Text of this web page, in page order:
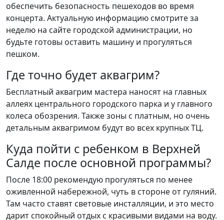
обеспечить безопасность пешеходов во время
концерта. Актуальную информацию смотрите за
неделю на сайте городской администрации, но
будьте готовы оставить машину и прогуляться
пешком.
Где точно будет аквагрим?
Бесплатный аквагрим мастера наносят на главных
аллеях центрального городского парка и у главного
колеса обозрения. Также зоны с платным, но очень
детальным аквагримом будут во всех крупных ТЦ.
Куда пойти с ребенком в Верхней
Салде после основной программы?
После 18:00 рекомендую прогуляться по менее
оживленной набережной, чуть в стороне от гуляний.
Там часто ставят световые инсталляции, и это место
дарит спокойный отдых с красивыми видами на воду.